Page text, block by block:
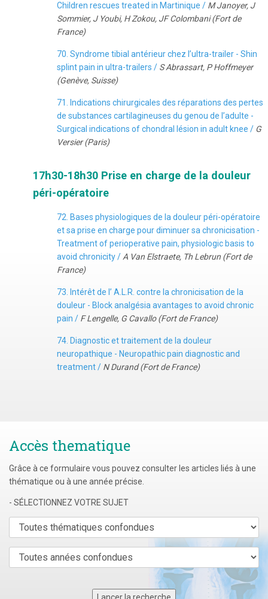
Children rescues treated in Martinique / M Janoyer, J
Sommier, J Youbi, H Zokou, JF Colombani (Fort de
France)
70. Syndrome tibial antérieur chez l’ultra-trailer - Shin
splint pain in ultra-trailers / S Abrassart, P Hoffmeyer
(Genève, Suisse)
71. Indications chirurgicales des réparations des pertes
de substances cartilagineuses du genou de l’adulte -
Surgical indications of chondral lésion in adult knee / G
Versier (Paris)
17h30-18h30 Prise en charge de la douleur
péri-opératoire
72. Bases physiologiques de la douleur péri-opératoire
et sa prise en charge pour diminuer sa chronicisation -
Treatment of perioperative pain, physiologic basis to
avoid chronicity / A Van Elstraete, Th Lebrun (Fort de
France)
73. Intérêt de l’ A.L.R. contre la chronicisation de la
douleur - Block analgésia avantages to avoid chronic
pain / F Lengelle, G Cavallo (Fort de France)
74. Diagnostic et traitement de la douleur
neuropathique - Neuropathic pain diagnostic and
treatment / N Durand (Fort de France)
Accès thematique
Grâce à ce formulaire vous pouvez consulter les articles liés à une
thématique ou à une année précise.
- SÉLECTIONNEZ VOTRE SUJET